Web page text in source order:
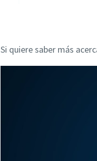
Si quiere saber más